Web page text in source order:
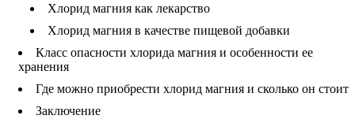
Хлорид магния как лекарство
Хлорид магния в качестве пищевой добавки
Класс опасности хлорида магния и особенности ее
хранения
Где можно приобрести хлорид магния и сколько он стоит
Заключение